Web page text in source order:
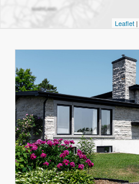
Leaflet |